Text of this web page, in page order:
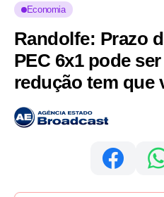
Economia
Randolfe: Prazo
PEC 6x1 pode
redução tem que